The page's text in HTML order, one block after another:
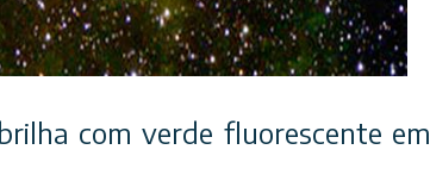
com verde fluorescente em